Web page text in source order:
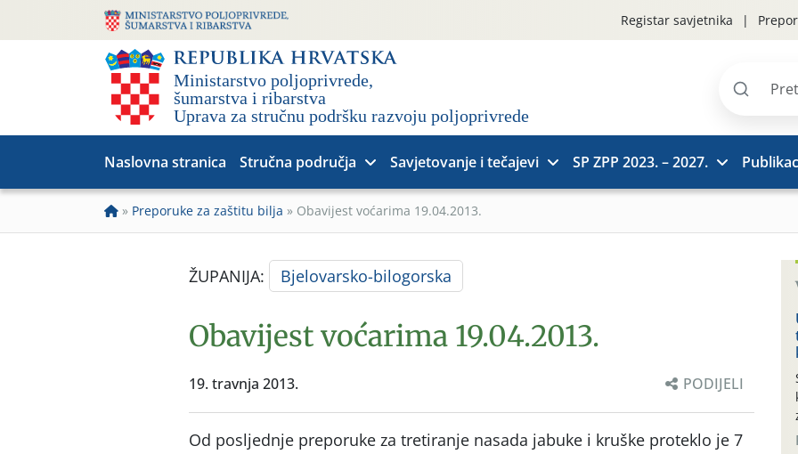
Registar savjetnika
Pretraži
Naslovna stranica Stručna područja Savjetovanje i tečajevi SP ZPP 2023. – 2027.
» Preporuke za zaštitu bilja » Obavijest voćarima 19.04.2013.
ŽUPANIJA: Bjelovarsko-bilogorska
Obavijest voćarima 19.04.2013.
19. travnja 2013. PODIJELI
Od posljednje preporuke za tretiranje nasada jabuke i kruške proteklo je 7